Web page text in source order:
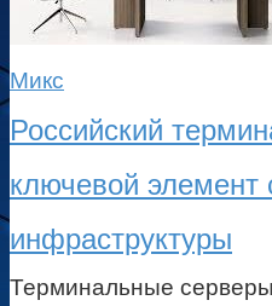
Микс
Российский
ключевой элемент
инфраструктуры
Терминальные